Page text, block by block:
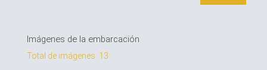
Imágenes de la embarcación
Total de imágenes: 13